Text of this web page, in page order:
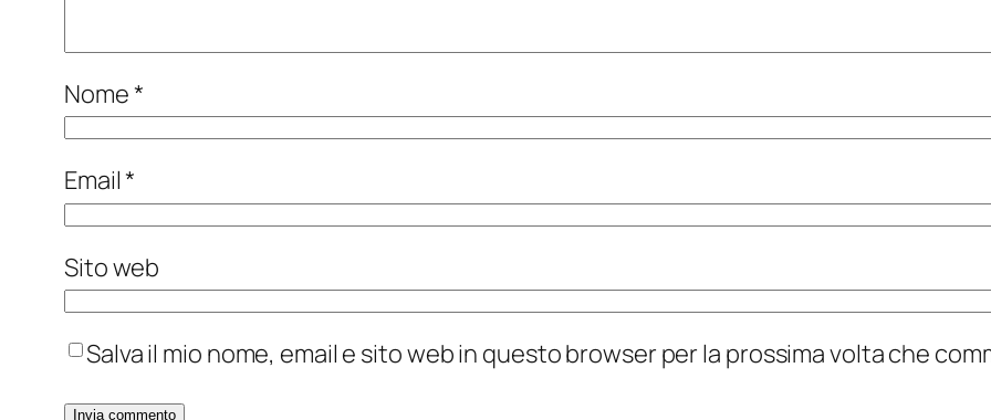
Nome*
Email*
Sito web
Salva il mio nome, email e sito web in questo browser per la prossima volta che